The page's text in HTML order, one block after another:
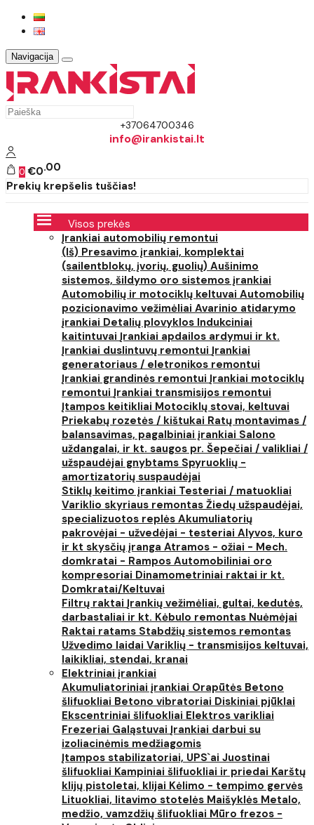
Navigacija
+37064700346
info@irankistai.lt
0 €0 00
Prekių krepšelis tuščias!
Visos prekės
Įrankiai automobilių remontui
(Iš) Presavimo įrankiai, komplektai
(sailentblokų, įvorių, guolių) Aušinimo
sistemos, šildymo oro sistemos įrankiai
Automobilių ir motociklų keltuvai Automobilių
pozicionavimo vežimėliai Avarinio atidarymo
įrankiai Detalių plovyklos Indukciniai
kaitintuvai Įrankiai apdailos ardymui ir kt.
Įrankiai duslintuvų remontui Įrankiai
generatoriaus / eletronikos remontui
Įrankiai grandinės remontui Įrankiai motociklų
remontui Įrankiai transmisijos remontui
Įtampos keitikliai Motociklų stovai, keltuvai
Priekabų rozetės / kištukai Ratų montavimas /
balansavimas, pagalbiniai įrankiai Salono
uždangalai, ir kt. saugos pr. Šepečiai / valikliai /
užspaudėjai gnybtams Spyruoklių -
amortizatorių suspaudėjai
Stiklų keitimo įrankiai Testeriai / matuokliai
Variklio skyriaus remontas Žiedų užspaudėjai,
specializuotos replės Akumuliatorių
pakrovėjai - užvedėjai - testeriai Alyvos, kuro
ir kt skysčių įranga Atramos - ožiai - Mech.
domkratai - Rampos Automobiliniai oro
kompresoriai Dinamometriniai raktai ir kt.
Domkratai/Keltuvai
Filtrų raktai Įrankių vežimėliai, gultai, kedutės,
darbastaliai ir kt. Kėbulo remontas Nuėmėjai
Raktai ratams Stabdžių sistemos remontas
Užvedimo laidai Variklių - transmisijos keltuvai,
laikikliai, stendai, kranai
Elektriniai įrankiai
Akumuliatoriniai įrankiai Orapūtės Betono
šlifuokliai Betono vibratoriai Diskiniai pjūklai
Ekscentriniai šlifuokliai Elektros varikliai
Frezeriai Galąstuvai Įrankiai darbui su
izoliacinėmis medžiagomis
Įtampos stabilizatoriai, UPS`ai Juostinai
šlifuokliai Kampiniai šlifuokliai ir priedai Karštų
klijų pistoletai, klijai Kėlimo - tempimo gervės
Lituokliai, litavimo stotelės Maišyklės Metalo,
medžio, vamzdžių šlifuokliai Mūro frezos -